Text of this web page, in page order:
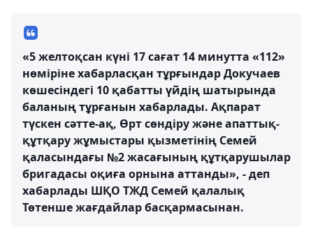
«5 желтоқсан күні 17 сағат 14 минутта «112»
нөміріне хабарласқан тұрғындар Докучаев
көшесіндегі 10 қабатты үйдің шатырында
баланың тұрғанын хабарлады. Ақпарат
түскен сәтте-ақ, Өрт сөндіру және апаттық-
құтқару жұмыстары қызметінің Семей
қаласындағы №2 жасағының құтқарушылар
бригадасы оқиға орнына аттанды», - деп
хабарлады ШҚО ТЖД Семей қалалық
Төтенше жағдайлар басқармасынан.